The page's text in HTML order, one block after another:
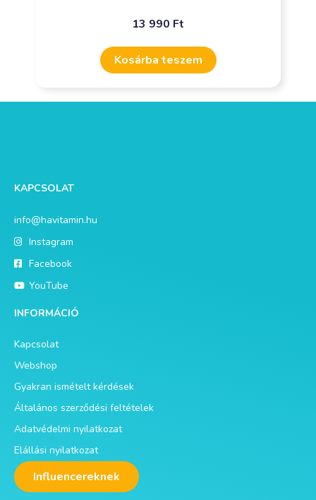
13 990 Ft
Kosárba teszem
KAPCSOLAT
info@havitamin.hu
Instagram
Facebook
YouTube
INFORMÁCIÓ
Kapcsolat
Webshop
Gyakran ismételt kérdések
Általános szerződési feltételek
Adatvédelmi nyilatkozat
Elállási nyilatkozat
Influencereknek